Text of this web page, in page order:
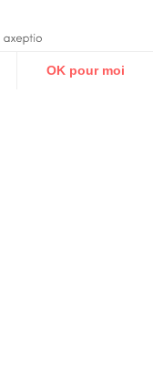
OK pour moi